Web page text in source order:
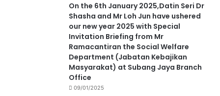
On the 6th January 2025,Datin Seri Dr
Shasha and Mr Loh Jun have ushered
our new year 2025 with Special
Invitation Briefing from Mr
Ramacantiran the Social Welfare
Department (Jabatan Kebajikan
Masyarakat) at Subang Jaya Branch
Office
09/01/2025